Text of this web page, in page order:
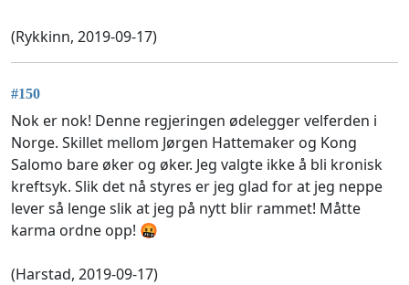
(Rykkinn, 2019-09-17)
#150
Nok er nok! Denne regjeringen ødelegger velferden i
Norge. Skillet mellom Jørgen Hattemaker og Kong
Salomo bare øker og øker. Jeg valgte ikke å bli kronisk
kreftsyk. Slik det nå styres er jeg glad for at jeg neppe
lever så lenge slik at jeg på nytt blir rammet! Måtte
karma ordne opp! 🤬
(Harstad, 2019-09-17)